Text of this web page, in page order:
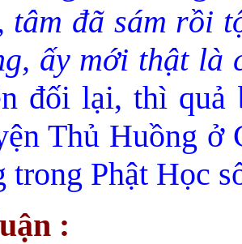
tâm đã sám rồi
ấy mới thật là
đối lại, thì quả
Thủ Huồng ở
trong Phật Học
: